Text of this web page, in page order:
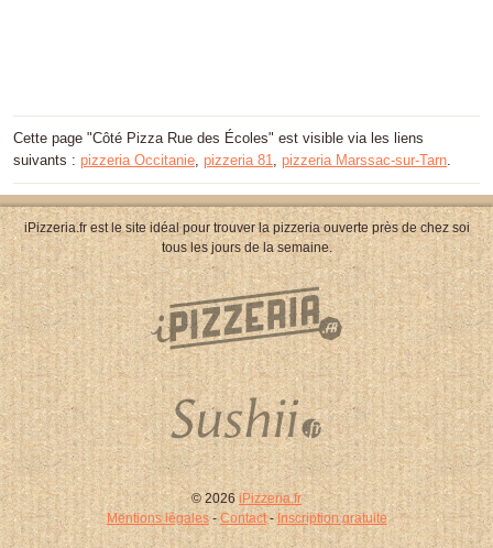
Cette page "Côté Pizza Rue des Écoles" est visible via les liens
suivants : pizzeria Occitanie, pizzeria 81, pizzeria Marssac-sur-Tarn.
iPizzeria.fr est le site idéal pour trouver la pizzeria ouverte près de chez soi
tous les jours de la semaine.
© 2026 iPizzeria.fr
Mentions légales-Contact-Inscription gratuite